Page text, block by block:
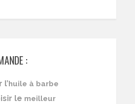
:
huile à barbe
le meilleur